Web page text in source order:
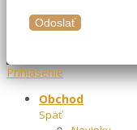
Prihlásenie
Obchod
Späť